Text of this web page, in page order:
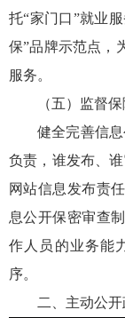
托“家门口”就业
保”品牌示范点，
服务。
（五）监督
健全完善信
负责，谁发布、
网站信息发布责
息公开保密审查
作人员的业务能
序。
二、主动公